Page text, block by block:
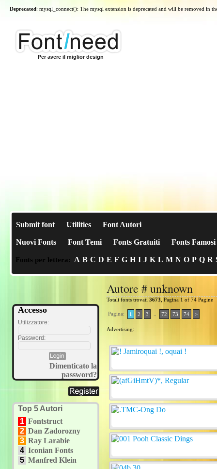
Deprecated: mysql_connect(): The mysql extension is deprecated and will be removed in
Per avere il miglior design
Submit font Utilities Font Autori
Nuovi Fonts Font Temi Fonts Gratuiti Fonts Famosi
Fonts per lettera: A B C D E F G H I J K L M N O P Q R
Accesso
Utilizzatore:
Password:
Dimenticato la
password?
Top 5 Autori
1 Fontstruct
2 Dan Zadorozny
3 Ray Larabie
4 Iconian Fonts
5 Manfred Klein
Autore # unknown
Totali fonts trovati 3673 , Pagina 1 of 74 Pagine
Pagina: 1 2 3 72 73 74 >
Advertising: